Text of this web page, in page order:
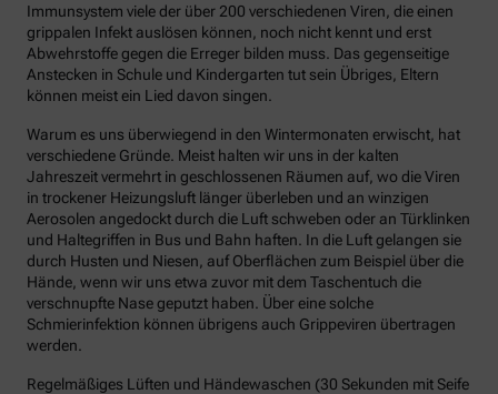
Immunsystem viele der über 200 verschiedenen Viren, die einen
grippalen Infekt auslösen können, noch nicht kennt und erst
Abwehrstoffe gegen die Erreger bilden muss. Das gegenseitige
Anstecken in Schule und Kindergarten tut sein Übriges, Eltern
können meist ein Lied davon singen.
Warum es uns überwiegend in den Wintermonaten erwischt, hat
verschiedene Gründe. Meist halten wir uns in der kalten
Jahreszeit vermehrt in geschlossenen Räumen auf, wo die Viren
in trockener Heizungsluft länger überleben und an winzigen
Aerosolen angedockt durch die Luft schweben oder an Türklinken
und Haltegriffen in Bus und Bahn haften. In die Luft gelangen sie
durch Husten und Niesen, auf Oberflächen zum Beispiel über die
Hände, wenn wir uns etwa zuvor mit dem Taschentuch die
verschnupfte Nase geputzt haben. Über eine solche
Schmierinfektion können übrigens auch Grippeviren übertragen
werden.
Regelmäßiges Lüften und Händewaschen (30 Sekunden mit Seife